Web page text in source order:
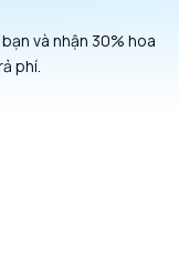
và nhận 30% hoa
phí.